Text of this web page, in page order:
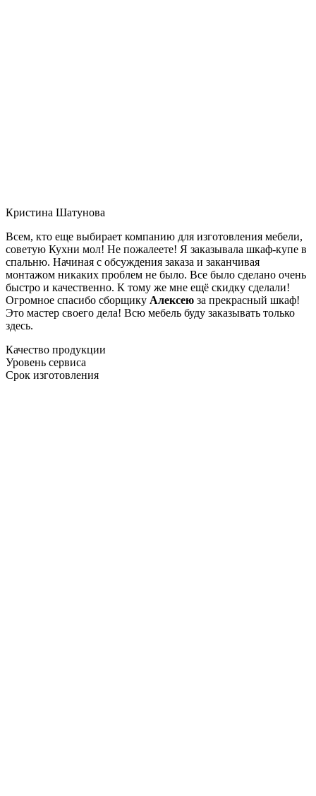
Кристина Шатунова
Всем, кто еще выбирает компанию для изготовления мебели,
советую Кухни мол! Не пожалеете! Я заказывала шкаф-купе в
спальню. Начиная с обсуждения заказа и заканчивая
монтажом никаких проблем не было. Все было сделано очень
быстро и качественно. К тому же мне ещё скидку сделали!
Огромное спасибо сборщику Алексею за прекрасный шкаф!
Это мастер своего дела! Всю мебель буду заказывать только
здесь.
Качество продукции
Уровень сервиса
Срок изготовления